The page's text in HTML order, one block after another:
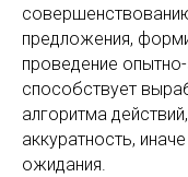
предложения,
проведение
способствует
алгоритма
аккуратность,
ожидания.